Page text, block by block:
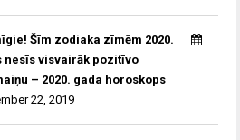
Šīm zodiaka zīmēm 2020.
nesīs visvairāk pozitīvo
– 2020. gada horoskops
22, 2019